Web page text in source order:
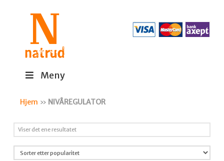
Meny
Hjem » NIVÅREGULATOR
Viser det ene resultatet